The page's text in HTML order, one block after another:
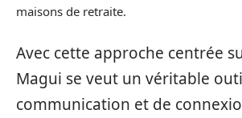
maisons de retraite.
Avec cette approche centrée
Magui se veut un véritable
communication et de